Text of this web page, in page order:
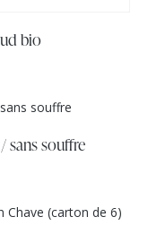
bio
sans souffre